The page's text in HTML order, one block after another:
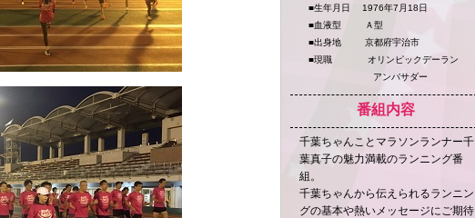
■生年月日 1976年7月18日
■血液型 Ａ型
■出身地 京都府宇治市
■現職 オリンピックデーラン
アンバサダー
番組内容
千葉ちゃんことマラソンランナー千
葉真子の魅力満載のランニング番
組。
千葉ちゃんから伝えられるランニン
グの基本や熱いメッセージにご期待